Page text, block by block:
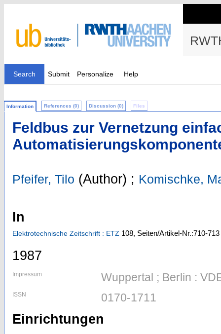
Search Submit Personalize Help
Information References (0) Discussion (0) Files
Feldbus zur Vernetzung
Pfeifer, Tilo (Author) ; Komischke,
In
Elektrotechnische Zeitschrift : ETZ 108, Seiten/Artikel-Nr.:710-713
1987
Impressum Wuppertal ; Berlin :
ISSN 0170-1711
Einrichtungen